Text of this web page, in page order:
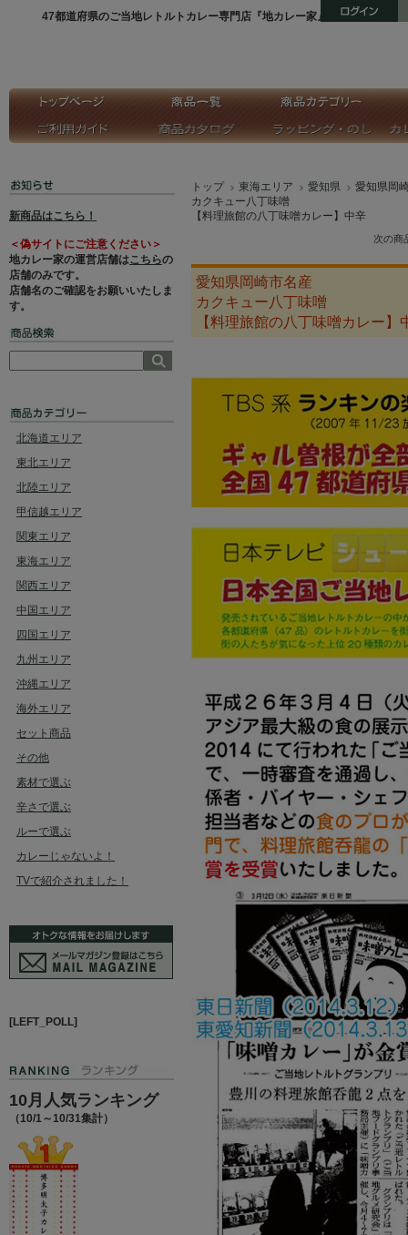
47都道府県のご当地レトルトカレー専門店『地カレー家』
新商品はこちら！
＜偽サイトにご注意ください＞
地カレー家の運営店舗はこちらの
店舗のみです。
店舗名のご確認をお願いいたしま
す。
北海道エリア
東北エリア
北陸エリア
甲信越エリア
関東エリア
東海エリア
関西エリア
中国エリア
四国エリア
九州エリア
沖縄エリア
海外エリア
セット商品
その他
素材で選ぶ
辛さで選ぶ
ルーで選ぶ
カレーじゃないよ！
TVで紹介されました！
[LEFT_POLL]
10月人気ランキング
（10/1～10/31集計）
トップ 東海エリア 愛知県
愛知県岡
カクキュー八丁味噌
【料理旅館の八丁味噌カレー】中辛
次の商
愛知県岡崎市名産
カクキュー八丁味噌
【料理旅館の八丁味噌カレー】